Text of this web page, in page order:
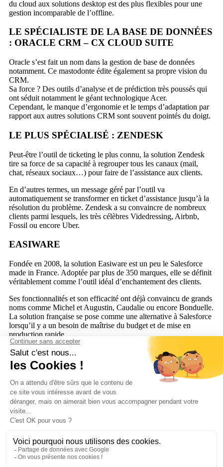
du cloud aux solutions desktop est des plus flexibles pour une
gestion incomparable de l’offline.
LE SPÉCIALISTE DE LA BASE DE DONNÉES
: ORACLE CRM – CX CLOUD SUITE
Oracle s’est fait un nom dans la gestion de base de données
notamment. Ce mastodonte édite également sa propre vision du
CRM.
Sa force ? Des outils d’analyse et de prédiction très poussés qui
ont séduit notamment le géant technologique Acer.
Cependant, le manque d’ergonomie et le temps d’adaptation par
rapport aux autres solutions CRM sont souvent pointés du doigt.
LE PLUS SPÉCIALISÉ : ZENDESK
Peut-être l’outil de ticketing le plus connu, la solution Zendesk
tire sa force de sa capacité à regrouper tous les canaux (mail,
chat, réseaux sociaux…) pour faire de l’assistance aux clients.
En d’autres termes, un message géré par l’outil va
automatiquement se transformer en ticket d’assistance jusqu’à la
résolution du problème. Zendesk a su convaincre de nombreux
clients parmi lesquels, les très célèbres Videdressing, Airbnb,
Fossil ou encore Uber.
EASIWARE
Fondée en 2008, la solution Easiware est un peu le Salesforce
made in France. Adoptée par plus de 350 marques, elle se définit
véritablement comme l’outil idéal d’enchantement des clients.
Ses fonctionnalités et son efficacité ont déjà convaincu de grands
noms comme Michel et Augustin, Caudalie ou encore Bonduelle.
La solution française se pose comme une alternative à Salesforce
lorsqu’il y a un besoin de maîtrise du budget et de mise en
production rapide.